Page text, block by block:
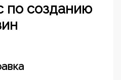
по созданию